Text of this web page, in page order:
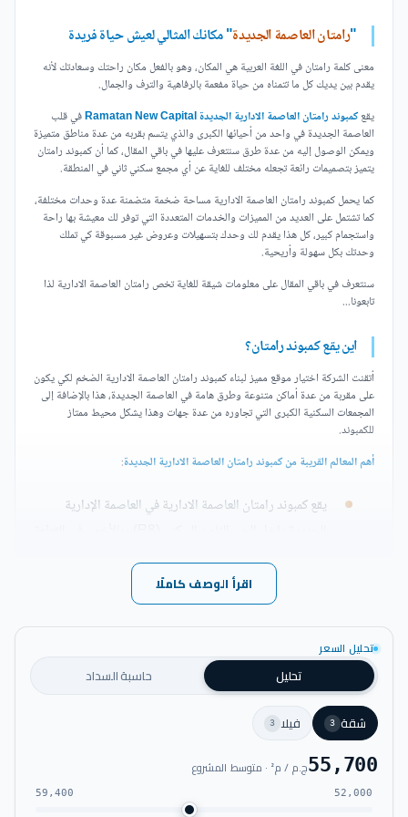
"رامتان العاصمة الجديدة" مكانك المثالي لعيش حياة فريدة
معنى كلمة رامتان في اللغة العربية هي المكان، وهو بالفعل مكان راحتك وسعادتك لأنه
يقدم بين يديك كل ما تتمناه من حياة مفعمة بالرفاهية والترف والجمال.
يقعكمبوند رامتان العاصمة الادارية الجديدة Ramatan New Capital
في قلب
العاصمة الجديدة في واحد من أحيائها الكبرى والذي يتسم بقربه من عدة مناطق متميزة
ويمكن الوصول إليه من عدة طرق سنتعرف عليها في باقي المقال، كما أن كمبوند رامتان
يتميز بتصميمات رائعة تجعله مختلف للغاية عن أي مجمع سكني ثاني في المنطقة.
كما يحمل كمبوند رامتان العاصمة الادارية مساحة ضخمة متضمنة عدة وحدات مختلفة،
كما تشتمل على العديد من المميزات والخدمات المتعددة التي توفر لك معيشة بها راحة
واستجمام كبير، كل هذا يقدم لك وحدك بتسهيلات وعروض غير مسبوقة كي تملك
وحدتك بكل سهولة وأريحية.
سنتعرف في باقي المقال على معلومات شيقة للغاية تخص رامتان العاصمة الادارية لذا
تابعونا...
اين يقع كمبوند رامتان؟
أتقنت الشركة اختيار موقع مميز لبناء كمبوند رامتان العاصمة الادارية الضخم لكي يكون
على مقربة من عدة أماكن متنوعة وطرق هامة في العاصمة الجديدة، هذا بالإضافة إلى
المجمعات السكنية الكبرى التي تجاوره من عدة جهات وهذا يشكل محيط ممتاز
للكمبوند.
أهم المعالم القريبة من كمبوند رامتان العاصمة الادارية الجديدة:
يقع كمبوند رامتان العاصمة الادارية في العاصمة الإدارية
ويطل كمبوند رامتان العاصمة الادارية الجديدة على قصر
الرئاسة ومبنى البرلمان.
ويعد على مقربة من أحياء العاصمة الشهيرة منها حي الوزارات
وحي السفارات والحي الدبلوماسي.
وتفصله مسافة قصيرة عن مسجد مصر وكاتدرائية ميلاد
المسيح ودار الأوبرا في العاصمة.
اقرأ الوصف كاملًا
تحليل السعر
تحليل حاسبة السداد
شقة 3 فيلا 3
55,700ج.م / م² · متوسط المشروع
52,000
59,400